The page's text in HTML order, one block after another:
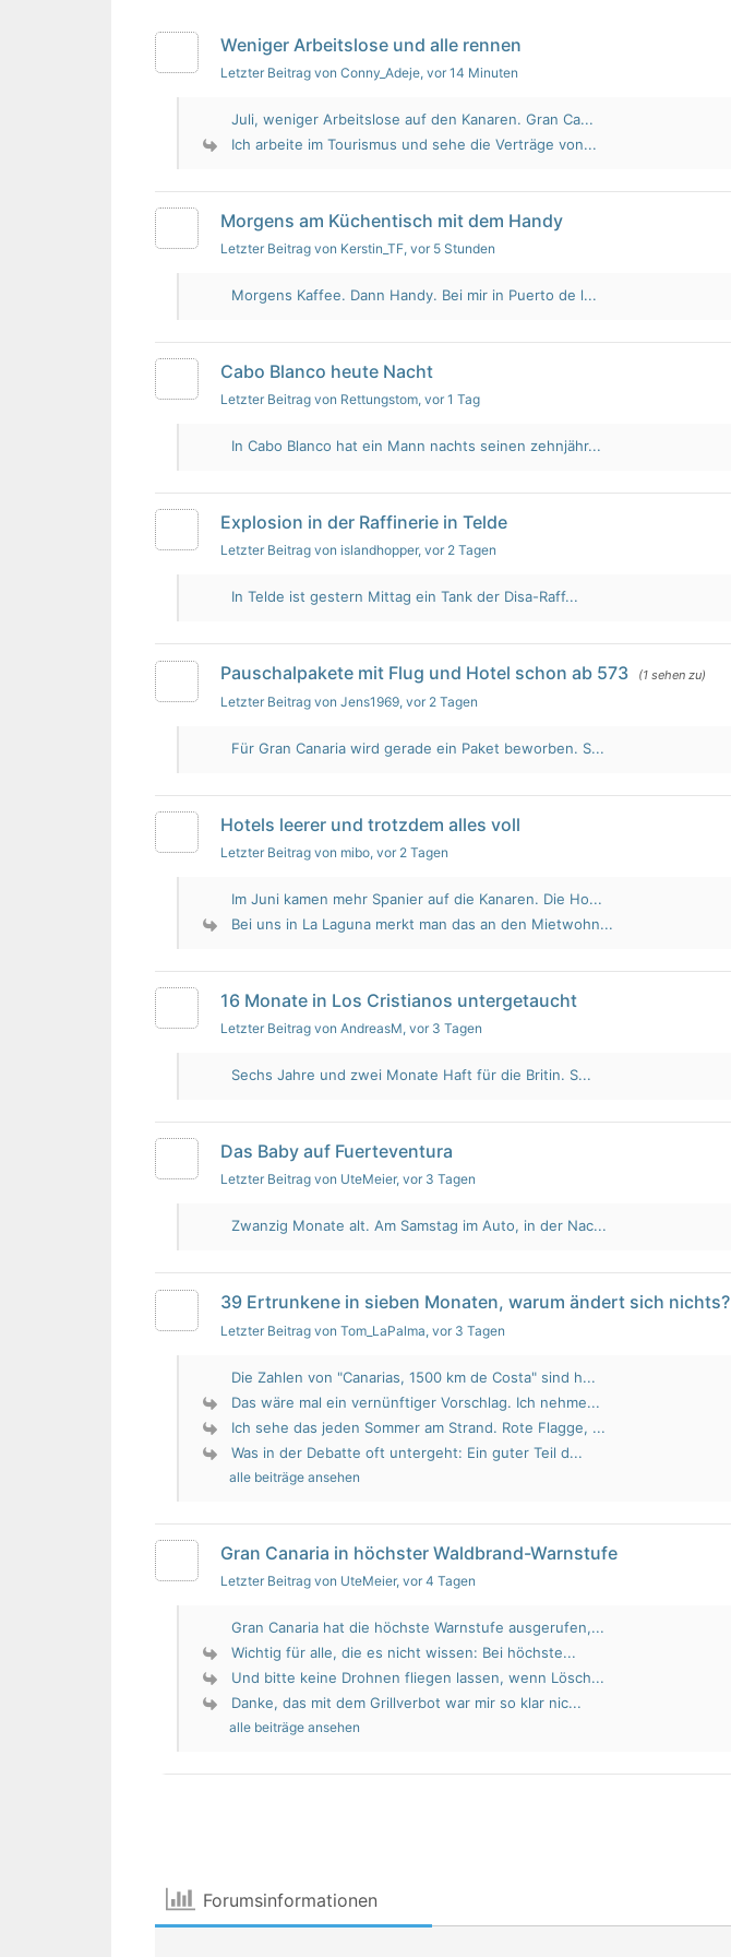
Weniger Arbeitslose und alle rennen
Letzter Beitrag von Conny_Adeje, vor 14 Minuten
Juli, weniger Arbeitslose auf den Kanaren. Gran Ca...
Ich arbeite im Tourismus und sehe die Verträge von...
Morgens am Küchentisch mit dem Handy
Letzter Beitrag von Kerstin_TF, vor 5 Stunden
Morgens Kaffee. Dann Handy. Bei mir in Puerto de l...
Cabo Blanco heute Nacht
Letzter Beitrag von Rettungstom, vor 1 Tag
In Cabo Blanco hat ein Mann nachts seinen zehnjähr...
Explosion in der Raffinerie in Telde
Letzter Beitrag von islandhopper, vor 2 Tagen
In Telde ist gestern Mittag ein Tank der Disa-Raff...
Pauschalpakete mit Flug und Hotel schon ab 573 (1 sehen zu)
Letzter Beitrag von Jens1969, vor 2 Tagen
Für Gran Canaria wird gerade ein Paket beworben. S...
Hotels leerer und trotzdem alles voll
Letzter Beitrag von mibo, vor 2 Tagen
Im Juni kamen mehr Spanier auf die Kanaren. Die Ho...
Bei uns in La Laguna merkt man das an den Mietwohn...
16 Monate in Los Cristianos untergetaucht
Letzter Beitrag von AndreasM, vor 3 Tagen
Sechs Jahre und zwei Monate Haft für die Britin. S...
Das Baby auf Fuerteventura
Letzter Beitrag von UteMeier, vor 3 Tagen
Zwanzig Monate alt. Am Samstag im Auto, in der Nac...
39 Ertrunkene in sieben Monaten, warum ändert sich nichts?
Letzter Beitrag von Tom_LaPalma, vor 3 Tagen
Die Zahlen von "Canarias, 1500 km de Costa" sind h...
Das wäre mal ein vernünftiger Vorschlag. Ich nehme...
Ich sehe das jeden Sommer am Strand. Rote Flagge, ...
Was in der Debatte oft untergeht: Ein guter Teil d...
alle beiträge ansehen
Gran Canaria in höchster Waldbrand-Warnstufe
Letzter Beitrag von UteMeier, vor 4 Tagen
Gran Canaria hat die höchste Warnstufe ausgerufen,...
Wichtig für alle, die es nicht wissen: Bei höchste...
Und bitte keine Drohnen fliegen lassen, wenn Lösch...
Danke, das mit dem Grillverbot war mir so klar nic...
alle beiträge ansehen
Forumsinformationen